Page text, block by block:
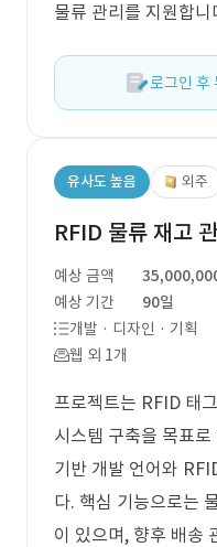
물류 관리를 지원합니
로그인 후
유사도 높음 외주
RFID 물류 재고
예상 금액
예상 기간
90일
개발 · 디자인 · 기획
웹 외 1개
프로젝트는 RFID 태
시스템 구축을 목표
기반 개발 언어와
다. 핵심 기능으로는
이 있으며, 향후 배송